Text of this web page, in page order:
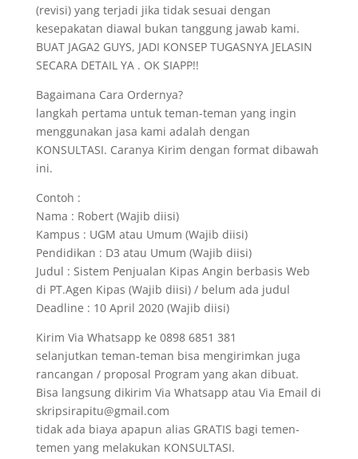
(revisi) yang terjadi jika tidak sesuai dengan
kesepakatan diawal bukan tanggung jawab kami.
BUAT JAGA2 GUYS, JADI KONSEP TUGASNYA JELASIN
SECARA DETAIL YA . OK SIAPP!!
Bagaimana Cara Ordernya?
langkah pertama untuk teman-teman yang ingin
menggunakan jasa kami adalah dengan
KONSULTASI. Caranya Kirim dengan format dibawah
ini.
Contoh :
Nama : Robert (Wajib diisi)
Kampus : UGM atau Umum (Wajib diisi)
Pendidikan : D3 atau Umum (Wajib diisi)
Judul : Sistem Penjualan Kipas Angin berbasis Web
di PT.Agen Kipas (Wajib diisi) / belum ada judul
Deadline : 10 April 2020 (Wajib diisi)
Kirim Via Whatsapp ke 0898 6851 381
selanjutkan teman-teman bisa mengirimkan juga
rancangan / proposal Program yang akan dibuat.
Bisa langsung dikirim Via Whatsapp atau Via Email di
skripsirapitu@gmail.com
tidak ada biaya apapun alias GRATIS bagi temen-
temen yang melakukan KONSULTASI.